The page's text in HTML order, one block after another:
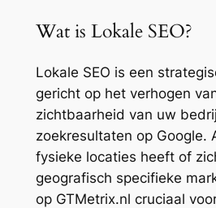
Wat is Lokale SEO?
Lokale SEO is een
gericht op het verhogen
zichtbaarheid van uw
zoekresultaten op Google.
fysieke locaties heeft of
geografisch specifieke
op GTMetrix.nl cruciaal